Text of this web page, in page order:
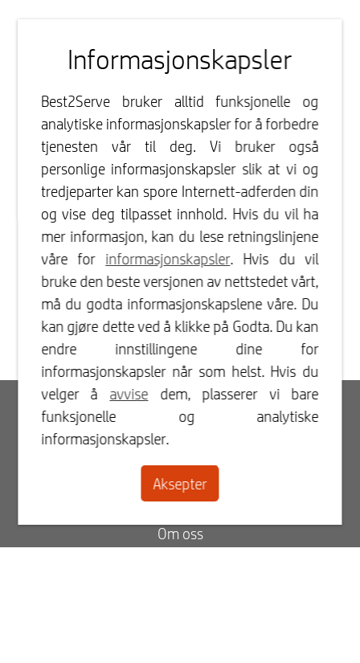
Innlogging
Kontakt
Om oss
Informasjonskapsler
Best2Serve bruker alltid funksjonelle og
analytiske informasjonskapsler for å forbedre
tjenesten vår til deg. Vi bruker også
personlige informasjonskapsler slik at vi og
tredjeparter kan spore Internett-adferden din
og vise deg tilpasset innhold. Hvis du vil ha
mer informasjon, kan du lese retningslinjene
våre for informasjonskapsler. Hvis du vil
bruke den beste versjonen av nettstedet vårt,
må du godta informasjonskapslene våre. Du
kan gjøre dette ved å klikke på Godta. Du kan
endre innstillingene dine for
informasjonskapsler når som helst. Hvis du
velger å avvise dem, plasserer vi bare
funksjonelle og analytiske
informasjonskapsler.
Aksepter